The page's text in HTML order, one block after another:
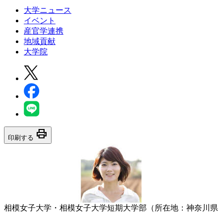
大学ニュース
イベント
産官学連携
地域貢献
大学院
印刷する print
相模女子大学・相模女子大学短期大学部（所在地：神奈川県